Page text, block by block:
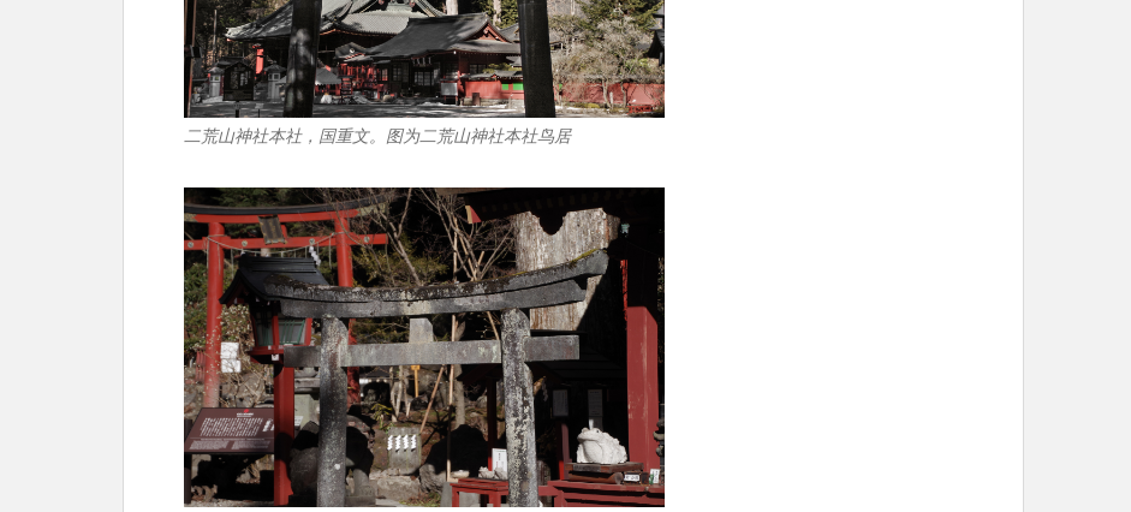
二荒山神社本社，国重文。图为二荒山神社本社鸟居